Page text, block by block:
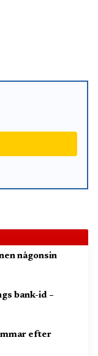
någonsin
bank-id –
efter